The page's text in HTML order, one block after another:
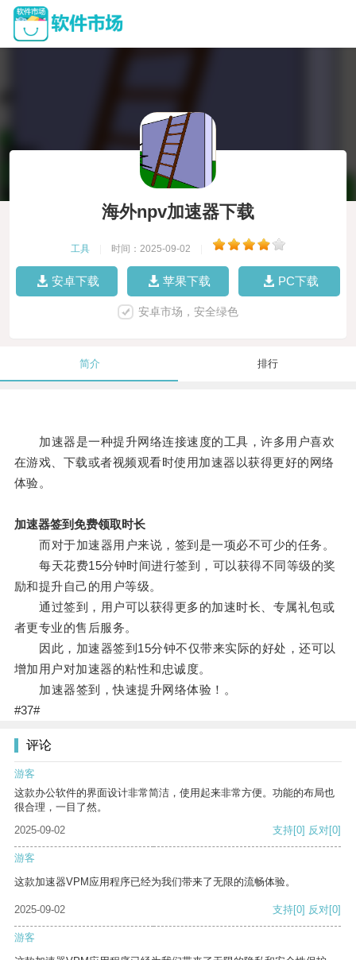
海外npv加速器下载
工具 时间：2025-09-02
安卓下载 苹果下载 PC下载
安卓市场，安全绿色
简介 排行
加速器是一种提升网络连接速度的工具，许多用户喜欢
在游戏、下载或者视频观看时使用加速器以获得更好的网络
体验。
加速器签到免费领取时长
而对于加速器用户来说，签到是一项必不可少的任务。
每天花费15分钟时间进行签到，可以获得不同等级的奖
励和提升自己的用户等级。
通过签到，用户可以获得更多的加速时长、专属礼包或
者更专业的售后服务。
因此，加速器签到15分钟不仅带来实际的好处，还可以
增加用户对加速器的粘性和忠诚度。
加速器签到，快速提升网络体验！。
#37#
评论
游客
这款办公软件的界面设计非常简洁，使用起来非常方便。功能的布局也
很合理，一目了然。
2025-09-02
支持[0] 反对[0]
游客
这款加速器VPM应用程序已经为我们带来了无限的流畅体验。
2025-09-02 支持[0] 反对[0]
游客